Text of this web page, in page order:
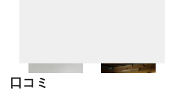
口コミ